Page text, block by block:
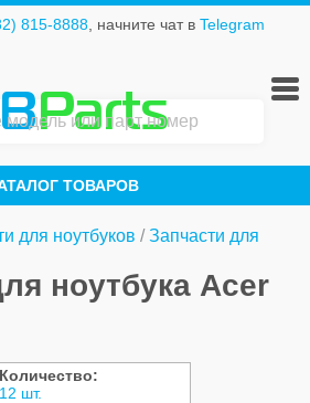
815-8888, начните чат в Telegram
Parts
ТОВАРОВ
для ноутбуков /Запчасти для
ноутбука Acer
Количество:
12 шт.